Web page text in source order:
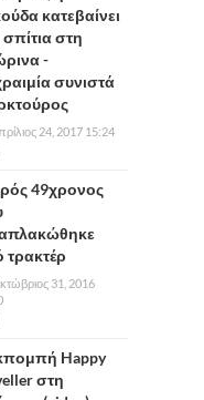
κατεβαίνει
στη
-
συνιστά
24, 2017 15:24
49χρονος
τρακτέρ
31, 2016
Happy
στη